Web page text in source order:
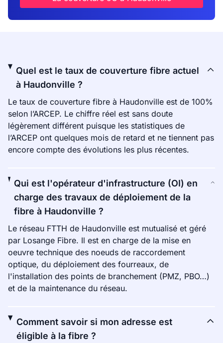
Quel est le taux de couverture fibre actuel
à Haudonville ?
Le taux de couverture fibre à Haudonville est de 100%
selon l’ARCEP. Le chiffre réel est sans doute
légèrement différent puisque les statistiques de
l’ARCEP ont quelques mois de retard et ne tiennent pas
encore compte des évolutions les plus récentes.
Qui est l'opérateur d'infrastructure (OI) en
charge des travaux de déploiement de la
fibre à Haudonville ?
Le réseau FTTH de Haudonville est mutualisé et géré
par Losange Fibre. Il est en charge de la mise en
oeuvre technique des noeuds de raccordement
optique, du déploiement des fourreaux, de
l'installation des points de branchement (PMZ, PBO…)
et de la maintenance du réseau.
Comment savoir si mon adresse est
éligible à la fibre ?